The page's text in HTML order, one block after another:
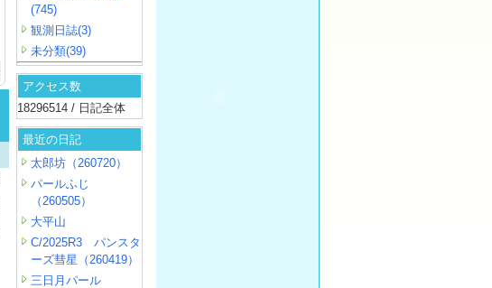
(745)
観測日誌(3)
未分類(39)
アクセス数
18296514 / 日記全体
最近の日記
太郎坊（260720）
パールふじ
（260505）
大平山
C/2025R3 パンスタ
ーズ彗星（260419）
三日月パール